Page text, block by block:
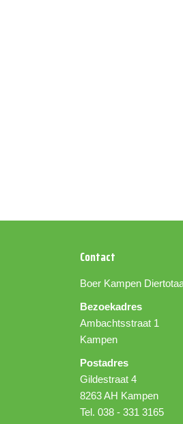
Contact
Boer Kampen
Bezoekadres
Ambachtsstraat 1
Kampen
Postadres
Gildestraat 4
8263 AH Kampen
Tel. 038 - 331 3165